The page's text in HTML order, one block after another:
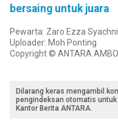
bersaing untuk juara
Pewarta: Zaro Ezza
Uploader: Moh Ponting
Copyright © ANTARA
Dilarang keras mengambil
pengindeksan otomatis
Kantor Berita ANTARA.